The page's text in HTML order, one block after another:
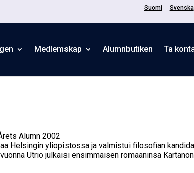
Suomi Svenska
Medlemskap Alumnbutiken Ta
Alumn 2002
Helsingin yliopistossa ja valmistui filosofian
Utrio julkaisi ensimmäisen romaaninsa